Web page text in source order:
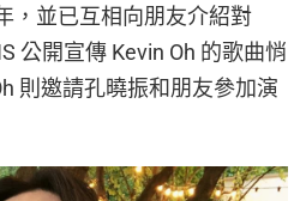
，並已互相向朋友介紹對
公開宣傳 Kevin Oh 的歌曲悄
則邀請孔曉振和朋友參加演